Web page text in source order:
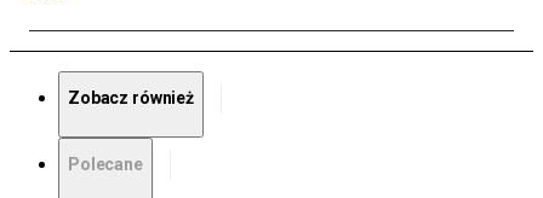
Zobacz również
Polecane